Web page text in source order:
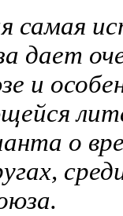
самая
дает
и
о